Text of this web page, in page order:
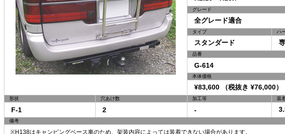
グレード
全グレード適合
タイプ ハ
スタンダード 専
品番
G-614
本体価格
¥83,600 （税抜き ¥76,000）
形状 穴あけ数 加工等 装
F-1 2 -
備考
※H138はキャンピングベース車のため、架装内容によっては装着できない場合があります。